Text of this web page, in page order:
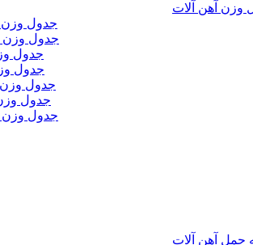
وزن آهن آلات
جدول وزن
جدول وزن
جدول
جدول
جدول وزن
جدول
جدول وزن
حمل آهن آلات